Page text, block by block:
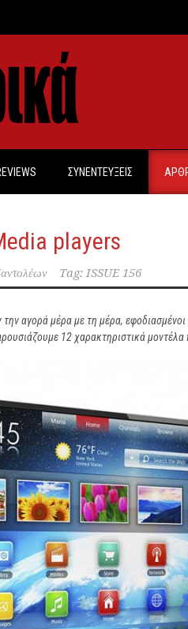
ΣΥΝΕΝΤΕΥΞΕΙΣ
players
Tag: ISSUE 156
αγορά μέρα με τη μέρα,
12 χαρακτηριστικά